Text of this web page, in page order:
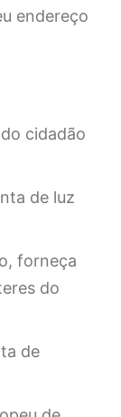
endereço
cidadão
de luz
forneça
do
de